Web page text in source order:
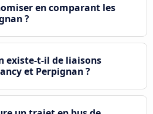
en comparant les
?
existe-t-il de liaisons
et Perpignan ?